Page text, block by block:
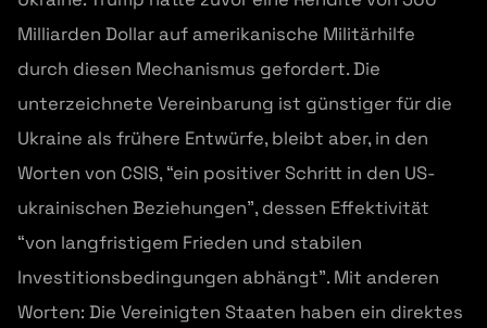
Milliarden Dollar auf amerikanische Militärhilfe
durch diesen Mechanismus gefordert. Die
unterzeichnete Vereinbarung ist günstiger für die
Ukraine als frühere Entwürfe, bleibt aber, in den
Worten von CSIS, “ein positiver Schritt in den US-
ukrainischen Beziehungen”, dessen Effektivität
“von langfristigem Frieden und stabilen
Investitionsbedingungen abhängt”. Mit anderen
Worten: Die Vereinigten Staaten haben ein direktes